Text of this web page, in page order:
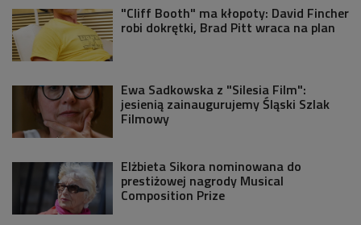
"Cliff Booth" ma kłopoty: David Fincher
robi dokrętki, Brad Pitt wraca na plan
Ewa Sadkowska z "Silesia Film":
jesienią zainaugurujemy Śląski Szlak
Filmowy
Elżbieta Sikora nominowana do
prestiżowej nagrody Musical
Composition Prize